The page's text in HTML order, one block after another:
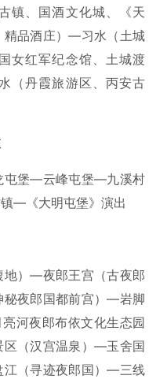
镇、国酒文化城、《天
精品酒庄）—习水（土城
女红军纪念馆、土城渡
（丹霞旅游区、丙安古
屯堡—云峰屯堡—九溪村
—《大明屯堡》演出
）—夜郎王宫（古夜郎
夜郎国都前宫）—岩脚
河夜郎布依文化生态园
区（汉宫温泉）—玉舍国
（寻迹夜郎国）—三线